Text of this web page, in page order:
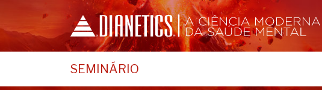
SEMINÁRIO